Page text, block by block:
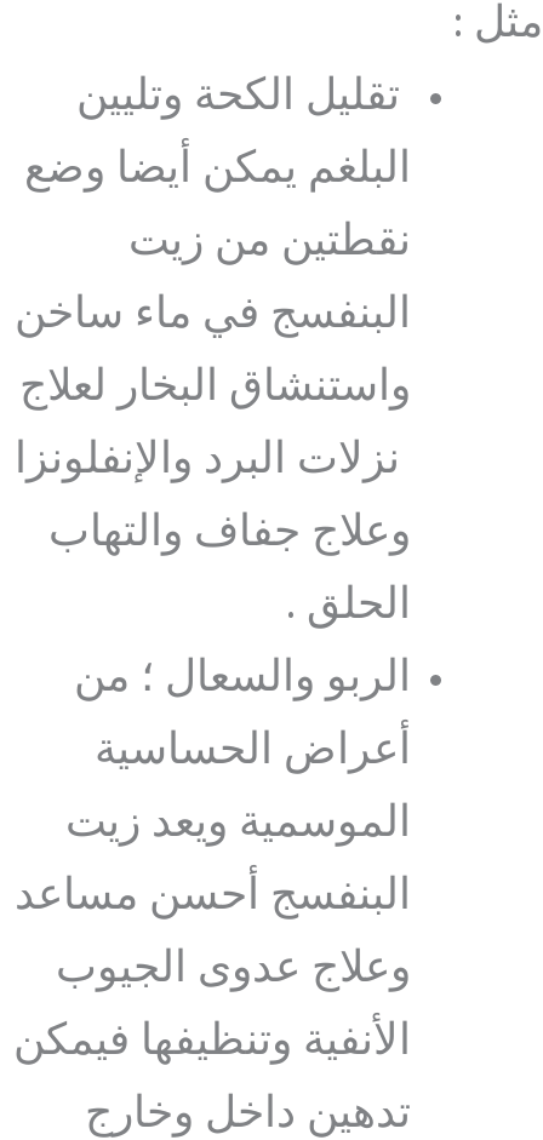
مثل :
تقليل الكحة وتليين
البلغم يمكن أيضا وضع
نقطتين من زيت
البنفسج في ماء ساخن
واستنشاق البخار لعلاج
نزلات البرد والإنفلونزا
وعلاج جفاف والتهاب
الحلق .
الربو والسعال ؛ من
أعراض الحساسية
الموسمية ويعد زيت
البنفسج أحسن مساعد
وعلاج عدوى الجيوب
الأنفية وتنظيفها فيمكن
تدهين داخل وخارج